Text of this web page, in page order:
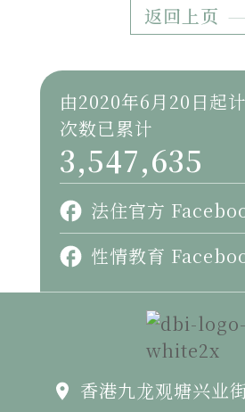
返回上页
由2020年6月20日起
次数已累计
3,547,635
法住官方
性情教育
香港九龙观塘兴业